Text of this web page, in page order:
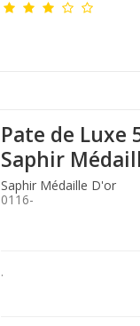
Pate de Luxe
Saphir
Saphir Médaille D'or
0116-
.